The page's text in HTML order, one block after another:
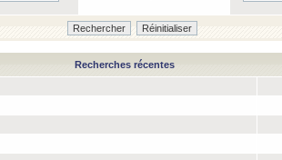
Recherches récentes